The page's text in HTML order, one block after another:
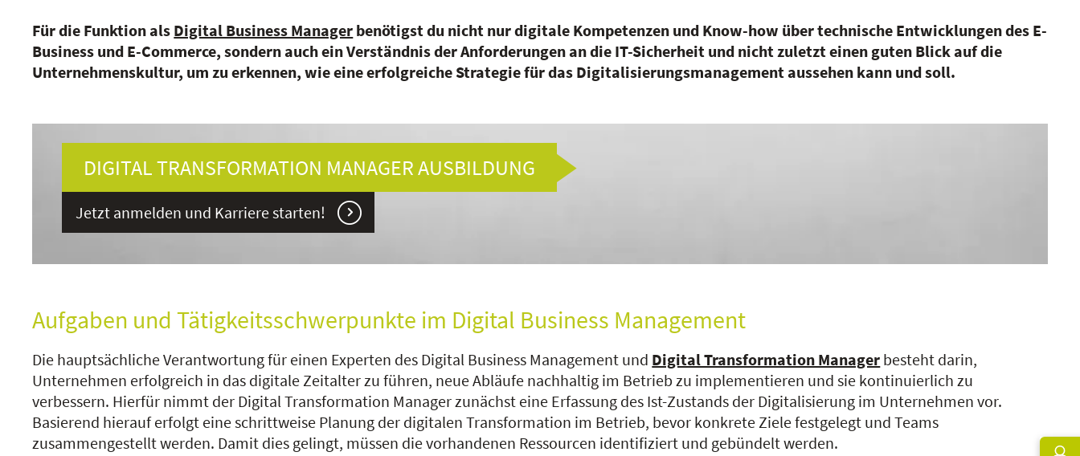
Für die Funktion als Digital Business Manager benötigst du nicht nur digitale Kompetenzen und Know-how über technische Entwicklungen des E-
Business und E-Commerce, sondern auch ein Verständnis der Anforderungen an die IT-Sicherheit und nicht zuletzt einen guten Blick auf die
Unternehmenskultur, um zu erkennen, wie eine erfolgreiche Strategie für das Digitalisierungsmanagement aussehen kann und soll.
DIGITAL TRANSFORMATION MANAGER AUSBILDUNG
Jetzt anmelden und Karriere starten!
Aufgaben und Tätigkeitsschwerpunkte im Digital Business Management
Die hauptsächliche Verantwortung für einen Experten des Digital Business Management und Digital Transformation Manager besteht darin,
Unternehmen erfolgreich in das digitale Zeitalter zu führen, neue Abläufe nachhaltig im Betrieb zu implementieren und sie kontinuierlich zu
verbessern. Hierfür nimmt der Digital Transformation Manager zunächst eine Erfassung des Ist-Zustands der Digitalisierung im Unternehmen vor.
Basierend hierauf erfolgt eine schrittweise Planung der digitalen Transformation im Betrieb, bevor konkrete Ziele festgelegt und Teams
zusammengestellt werden. Damit dies gelingt, müssen die vorhandenen Ressourcen identifiziert und gebündelt werden.